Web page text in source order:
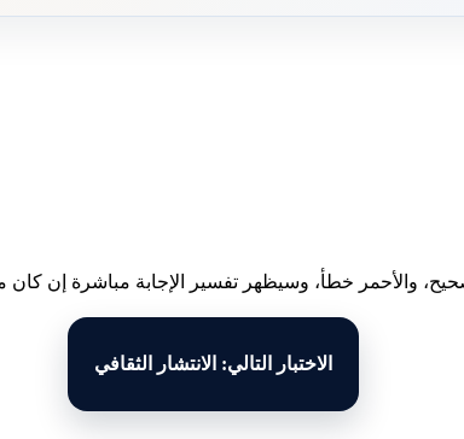
والأحمر خطأ، وسيظهر تفسير الإجابة مباشرة إن كان
الاختبار التالي: الانتشار الثقافي